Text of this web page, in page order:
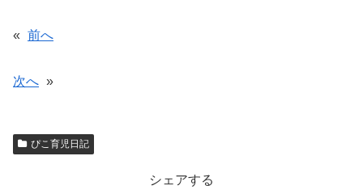
« 前へ
次へ »
ぴこ育児日記
シェアする